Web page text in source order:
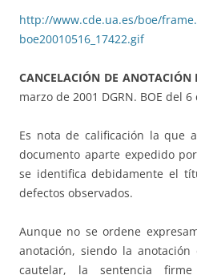
http://www.cde.ua.es/boe/
boe20010516_17422.gif
CANCELACIÓN DE ANOTACIÓN
marzo de 2001 DGRN. BOE del
Es nota de calificación la que
documento aparte expedido
se identifica debidamente el
defectos observados.
Aunque no se ordene
anotación, siendo la
cautelar, la sentencia